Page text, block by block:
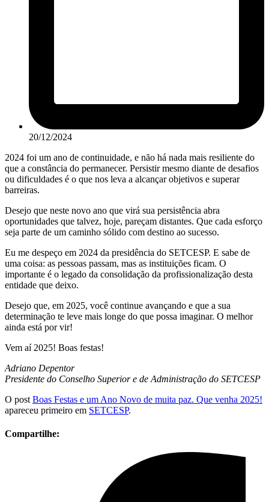
20/12/2024
2024 foi um ano de continuidade, e não há nada mais resiliente do
que a constância do permanecer. Persistir mesmo diante de desafios
ou dificuldades é o que nos leva a alcançar objetivos e superar
barreiras.
Desejo que neste novo ano que virá sua persistência abra
oportunidades que talvez, hoje, pareçam distantes. Que cada esforço
seja parte de um caminho sólido com destino ao sucesso.
Eu me despeço em 2024 da presidência do SETCESP. E sabe de
uma coisa: as pessoas passam, mas as instituições ficam. O
importante é o legado da consolidação da profissionalização desta
entidade que deixo.
Desejo que, em 2025, você continue avançando e que a sua
determinação te leve mais longe do que possa imaginar. O melhor
ainda está por vir!
Vem aí 2025! Boas festas!
Adriano Depentor
Presidente do Conselho Superior e de Administração do SETCESP
O post Boas Festas e um Ano Novo de muita paz. Que venha 2025!
apareceu primeiro em SETCESP.
Compartilhe: